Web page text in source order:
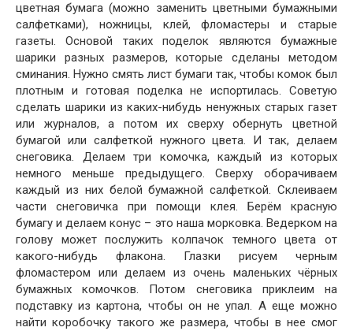
цветная бумага (можно заменить цветными бумажными
салфетками), ножницы, клей, фломастеры и старые
газеты. Основой таких поделок являются бумажные
шарики разных размеров, которые сделаны методом
сминания. Нужно смять лист бумаги так, чтобы комок был
плотным и готовая поделка не испортилась. Советую
сделать шарики из каких-нибудь ненужных старых газет
или журналов, а потом их сверху обернуть цветной
бумагой или салфеткой нужного цвета. И так, делаем
снеговика. Делаем три комочка, каждый из которых
немного меньше предыдущего. Сверху оборачиваем
каждый из них белой бумажной салфеткой. Склеиваем
части снеговичка при помощи клея. Берём красную
бумагу и делаем конус – это наша морковка. Ведерком на
голову может послужить колпачок темного цвета от
какого-нибудь флакона. Глазки рисуем черным
фломастером или делаем из очень маленьких чёрных
бумажных комочков. Потом снеговика приклеим на
подставку из картона, чтобы он не упал. А еще можно
найти коробочку такого же размера, чтобы в нее смог